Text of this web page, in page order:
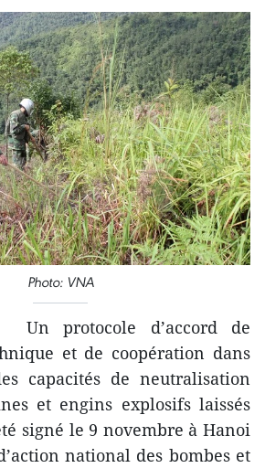
Photo: VNA
Un protocole d’accord de
et de coopération dans
capacités de neutralisation
et engins explosifs laissés
signé le 9 novembre à Hanoi
national des bombes et